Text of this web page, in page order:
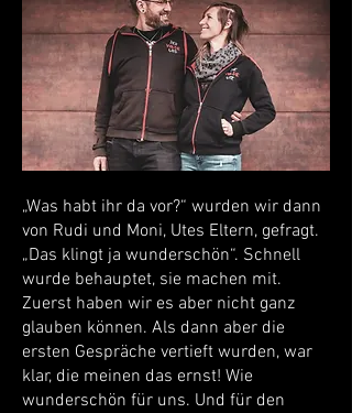
„Was habt ihr da vor?“ wurden wir dann
von Rudi und Moni, Utes Eltern, gefragt.
„Das klingt ja wunderschön“. Schnell
wurde behauptet, sie machen mit.
Zuerst haben wir es aber nicht ganz
glauben können. Als dann aber die
ersten Gespräche vertieft wurden, war
klar, die meinen das ernst! Wie
wunderschön für uns. Und für den